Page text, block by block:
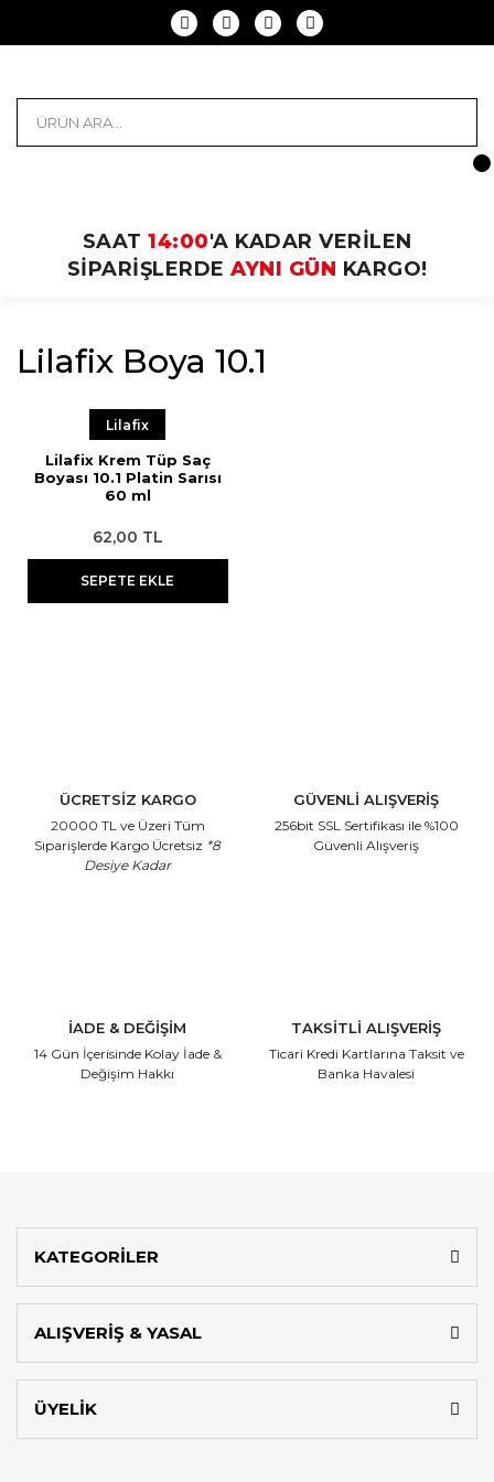
SAAT 14:00'A KADAR VERİLEN
SİPARİŞLERDE AYNI GÜN KARGO!
Lilafix Boya 10.1
Lilafix
Lilafix Krem Tüp Saç
Boyası 10.1 Platin Sarısı
60 ml
62,00 TL
SEPETE EKLE
ÜCRETSİZ KARGO
20000 TL ve Üzeri Tüm
Siparişlerde Kargo Ücretsiz *8
Desiye Kadar
GÜVENLİ ALIŞVERİŞ
256bit SSL Sertifikası ile %100
Güvenli Alışveriş
İADE & DEĞİŞİM
14 Gün İçerisinde Kolay İade &
Değişim Hakkı
TAKSİTLİ ALIŞVERİŞ
Ticari Kredi Kartlarına Taksit ve
Banka Havalesi
KATEGORİLER
ALIŞVERİŞ & YASAL
ÜYELİK